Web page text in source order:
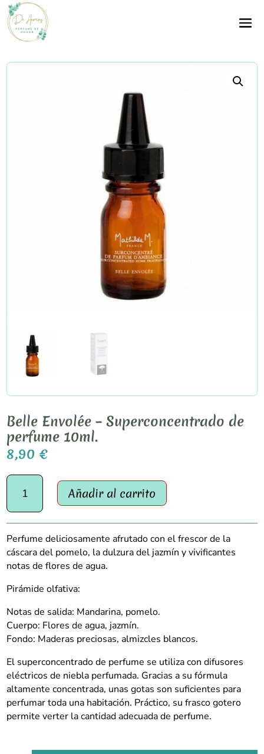
Belle Envolée – Superconcentrado de
perfume 10ml.
8,90€
Belle
Envolée
-
Superconcentrado
de
perfume
10ml.
Añadir al carrito
Perfume deliciosamente afrutado con el frescor de la
cáscara del pomelo, la dulzura del jazmín y vivificantes
notas de flores de agua.
Pirámide olfativa:
Notas de salida: Mandarina, pomelo.
Cuerpo: Flores de agua, jazmín.
Fondo: Maderas preciosas, almizcles blancos.
El superconcentrado de perfume se utiliza con difusores
eléctricos de niebla perfumada. Gracias a su fórmula
altamente concentrada, unas gotas son suficientes para
perfumar toda una habitación. Práctico, su frasco gotero
permite verter la cantidad adecuada de perfume.